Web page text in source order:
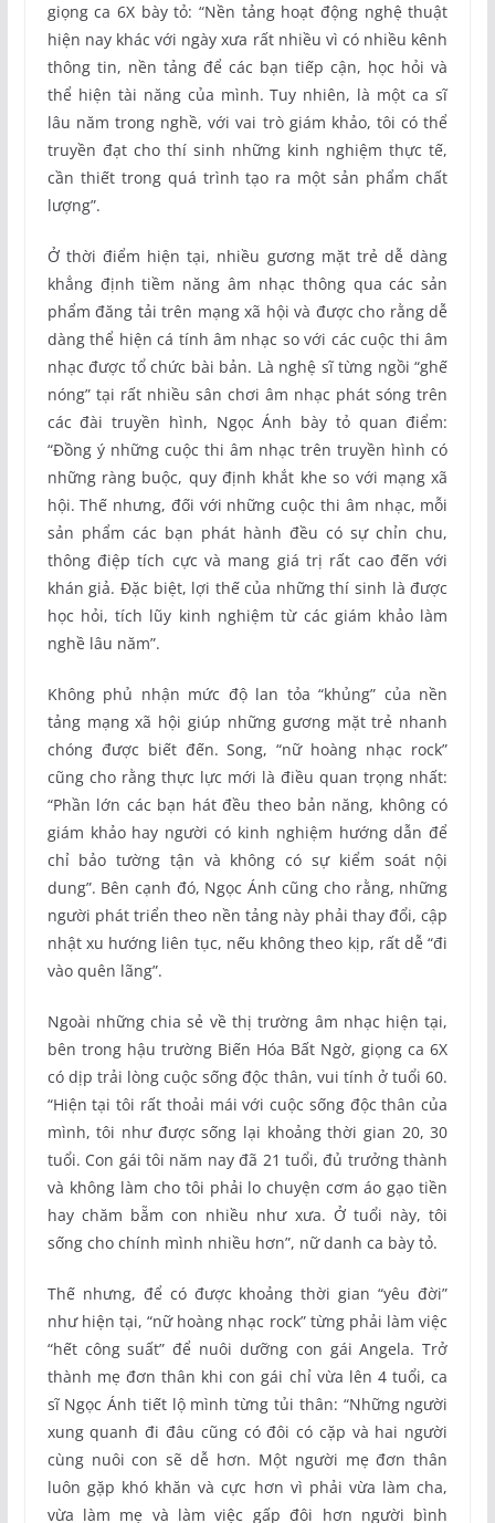
giọng ca 6X bày tỏ: “Nền tảng hoạt động nghệ thuật
hiện nay khác với ngày xưa rất nhiều vì có nhiều kênh
thông tin, nền tảng để các bạn tiếp cận, học hỏi và
thể hiện tài năng của mình. Tuy nhiên, là một ca sĩ
lâu năm trong nghề, với vai trò giám khảo, tôi có thể
truyền đạt cho thí sinh những kinh nghiệm thực tế,
cần thiết trong quá trình tạo ra một sản phẩm chất
lượng”.
Ở thời điểm hiện tại, nhiều gương mặt trẻ dễ dàng
khẳng định tiềm năng âm nhạc thông qua các sản
phẩm đăng tải trên mạng xã hội và được cho rằng dễ
dàng thể hiện cá tính âm nhạc so với các cuộc thi âm
nhạc được tổ chức bài bản. Là nghệ sĩ từng ngồi “ghế
nóng” tại rất nhiều sân chơi âm nhạc phát sóng trên
các đài truyền hình, Ngọc Ánh bày tỏ quan điểm:
“Đồng ý những cuộc thi âm nhạc trên truyền hình có
những ràng buộc, quy định khắt khe so với mạng xã
hội. Thế nhưng, đối với những cuộc thi âm nhạc, mỗi
sản phẩm các bạn phát hành đều có sự chỉn chu,
thông điệp tích cực và mang giá trị rất cao đến với
khán giả. Đặc biệt, lợi thế của những thí sinh là được
học hỏi, tích lũy kinh nghiệm từ các giám khảo làm
nghề lâu năm”.
Không phủ nhận mức độ lan tỏa “khủng” của nền
tảng mạng xã hội giúp những gương mặt trẻ nhanh
chóng được biết đến. Song, “nữ hoàng nhạc rock”
cũng cho rằng thực lực mới là điều quan trọng nhất:
“Phần lớn các bạn hát đều theo bản năng, không có
giám khảo hay người có kinh nghiệm hướng dẫn để
chỉ bảo tường tận và không có sự kiểm soát nội
dung”. Bên cạnh đó, Ngọc Ánh cũng cho rằng, những
người phát triển theo nền tảng này phải thay đổi, cập
nhật xu hướng liên tục, nếu không theo kịp, rất dễ “đi
vào quên lãng”.
Ngoài những chia sẻ về thị trường âm nhạc hiện tại,
bên trong hậu trường Biến Hóa Bất Ngờ, giọng ca 6X
có dịp trải lòng cuộc sống độc thân, vui tính ở tuổi 60.
“Hiện tại tôi rất thoải mái với cuộc sống độc thân của
mình, tôi như được sống lại khoảng thời gian 20, 30
tuổi. Con gái tôi năm nay đã 21 tuổi, đủ trưởng thành
và không làm cho tôi phải lo chuyện cơm áo gạo tiền
hay chăm bẵm con nhiều như xưa. Ở tuổi này, tôi
sống cho chính mình nhiều hơn”, nữ danh ca bày tỏ.
Thế nhưng, để có được khoảng thời gian “yêu đời”
như hiện tại, “nữ hoàng nhạc rock” từng phải làm việc
“hết công suất” để nuôi dưỡng con gái Angela. Trở
thành mẹ đơn thân khi con gái chỉ vừa lên 4 tuổi, ca
sĩ Ngọc Ánh tiết lộ mình từng tủi thân: “Những người
xung quanh đi đâu cũng có đôi có cặp và hai người
cùng nuôi con sẽ dễ hơn. Một người mẹ đơn thân
luôn gặp khó khăn và cực hơn vì phải vừa làm cha,
vừa làm mẹ và làm việc gấp đôi hơn người bình